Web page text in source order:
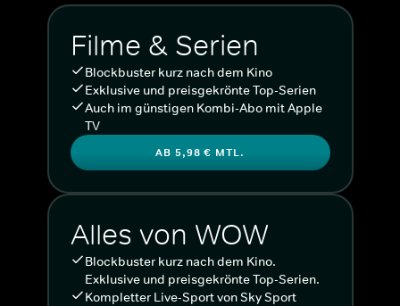
Filme & Serien
Blockbuster kurz nach dem Kino
Exklusive und preisgekrönte Top-Serien
Auch im günstigen Kombi-Abo mit Apple
TV
AB 5,98 € MTL.
Alles von WOW
Blockbuster kurz nach dem Kino.
Exklusive und preisgekrönte Top-Serien.
Kompletter Live-Sport von Sky Sport